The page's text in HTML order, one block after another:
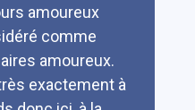
amoureux
comme
amoureux.
exactement à